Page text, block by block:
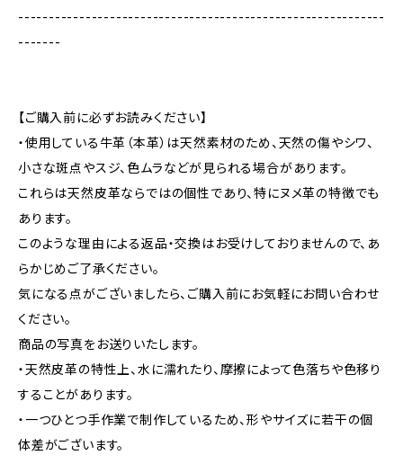
------------------------------------------------------------
-------
【ご購入前に必ずお読みください】
・使用している牛革（本革）は天然素材のため、天然の傷やシワ、
小さな斑点やスジ、色ムラなどが見られる場合があります。
これらは天然皮革ならではの個性であり、特にヌメ革の特徴でも
あります。
このような理由による返品・交換はお受けしておりませんので、あ
らかじめご了承ください。
気になる点がございましたら、ご購入前にお気軽にお問い合わせ
ください。
商品の写真をお送りいたします。
・天然皮革の特性上、水に濡れたり、摩擦によって色落ちや色移り
することがあります。
・一つひとつ手作業で制作しているため、形やサイズに若干の個
体差がございます。